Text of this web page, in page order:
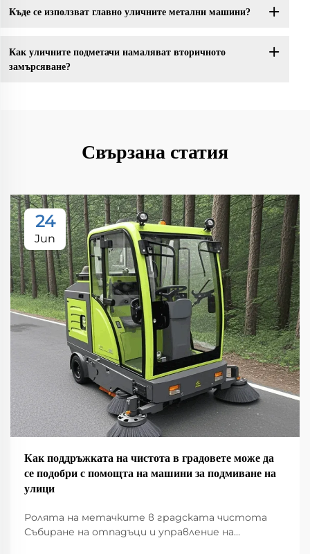
Къде се използват главно уличните метални машини?
Как уличните подметачи намаляват вторичното
замърсяване?
Свързана статия
24
Jun
Как поддръжката на чистота в градовете може да
се подобри с помощта на машини за подмиване на
улици
Ролята на метачките в градската чистота
Събиране на отпадъци и управление на